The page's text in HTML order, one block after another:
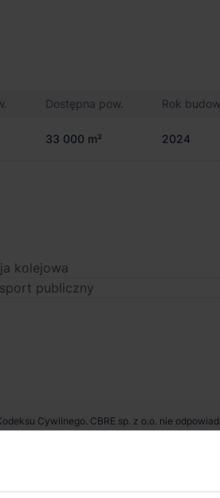
Dostępna pow. Rok
33 000 m² 2024
kolejowa
publiczny
Cywilnego. CBRE sp. z o.o. nie
ogłoszenia nie gwarantuje